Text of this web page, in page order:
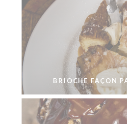
BRIOCHE FAÇON